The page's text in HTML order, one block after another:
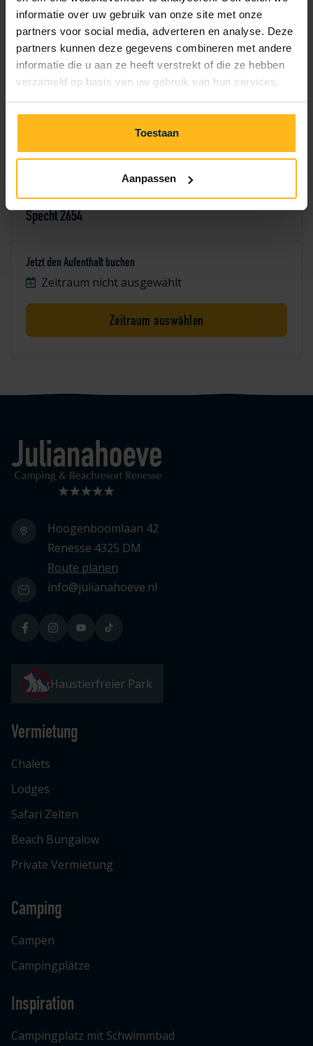
informatie over uw gebruik van onze site met onze
partners voor social media, adverteren en analyse. Deze
partners kunnen deze gegevens combineren met andere
informatie die u aan ze heeft verstrekt of die ze hebben
verzameld op basis van uw gebruik van hun services.
Toestaan
Aanpassen
7 8 9 10 11 12
14 15 16 17 18 19 20
28 29 30
Specht 2654
Jetzt den Aufenthalt buchen
Zeitraum nicht ausgewählt
Zeitraum auswählen
Logo Julianahoeve
Hoogenboomlaan 42
Renesse 4325 DM
Route planen
info@julianahoeve.nl
Haustierfreier Park
Vermietung
Chalets
Lodges
Safari Zelten
Beach Bungalow
Private Vermietung
Camping
Campen
Campingplätze
Inspiration
Campingplatz mit Schwimmbad